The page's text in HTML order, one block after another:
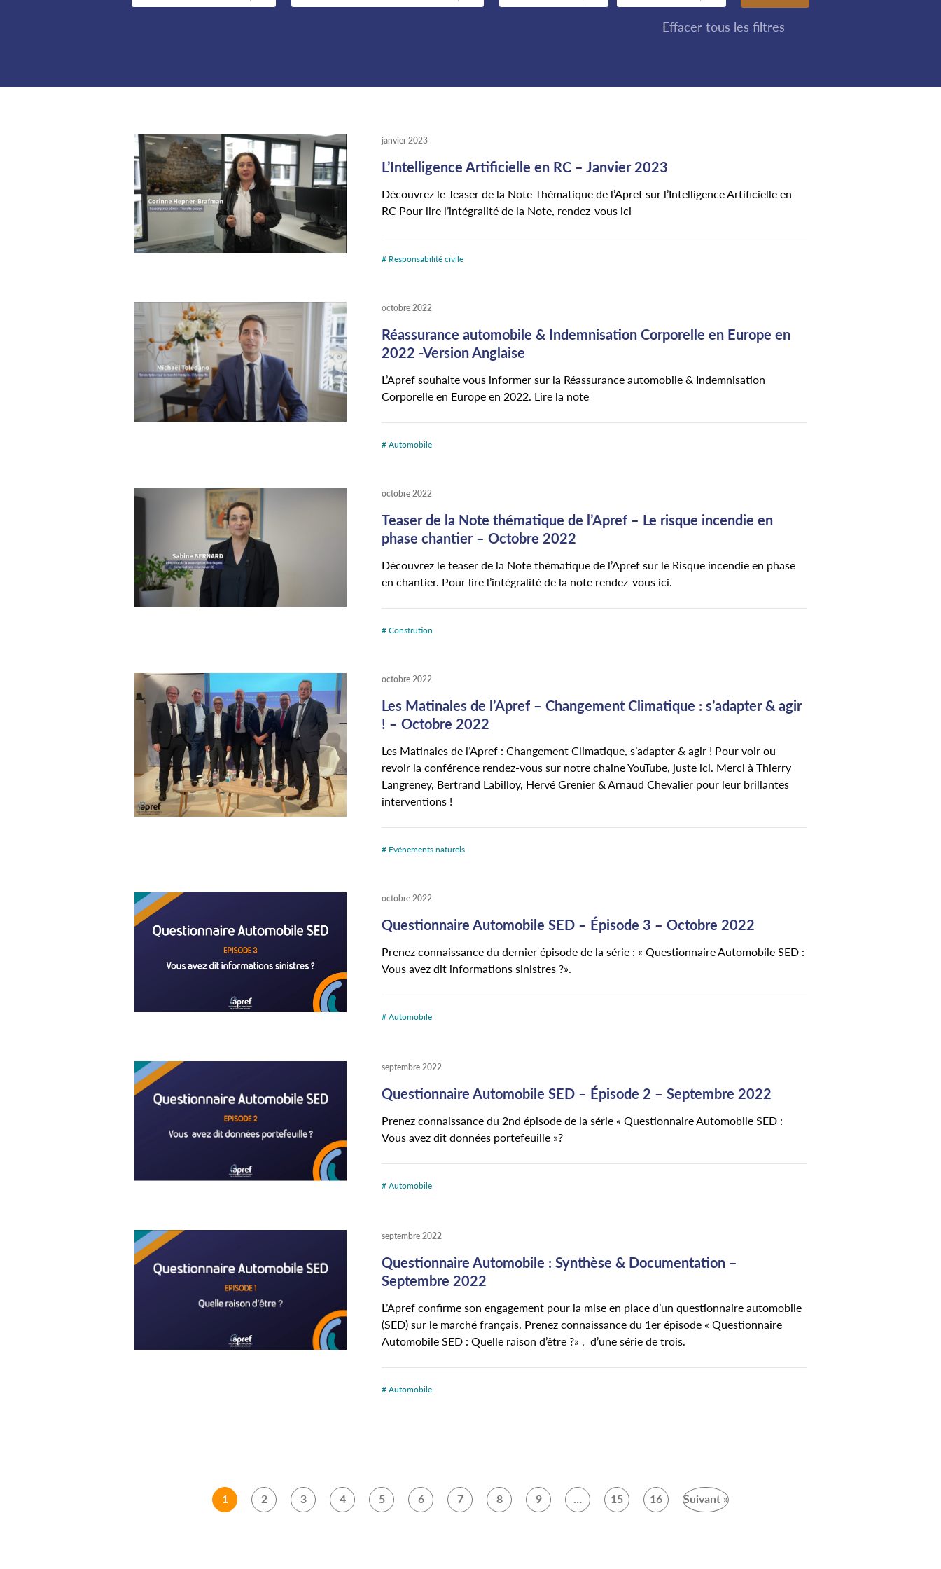
Effacer tous les filtres
janvier 2023
L’Intelligence Artificielle en RC – Janvier 2023
Découvrez le Teaser de la Note Thématique de l’Apref sur l’Intelligence Artificielle en
RC Pour lire l’intégralité de la Note, rendez-vous ici
# Responsabilité civile
octobre 2022
Réassurance automobile & Indemnisation Corporelle en Europe en
2022 -Version Anglaise
L’Apref souhaite vous informer sur la Réassurance automobile & Indemnisation
Corporelle en Europe en 2022. Lire la note
# Automobile
octobre 2022
Teaser de la Note thématique de l’Apref – Le risque incendie en
phase chantier – Octobre 2022
Découvrez le teaser de la Note thématique de l’Apref sur le Risque incendie en phase
en chantier. Pour lire l’intégralité de la note rendez-vous ici.
# Constrution
octobre 2022
Les Matinales de l’Apref – Changement Climatique : s’adapter & agir
! – Octobre 2022
Les Matinales de l’Apref : Changement Climatique, s’adapter & agir ! Pour voir ou
revoir la conférence rendez-vous sur notre chaine YouTube, juste ici. Merci à Thierry
Langreney, Bertrand Labilloy, Hervé Grenier & Arnaud Chevalier pour leur brillantes
interventions !
# Evénements naturels
octobre 2022
Questionnaire Automobile SED – Épisode 3 – Octobre 2022
Prenez connaissance du dernier épisode de la série : « Questionnaire Automobile SED :
Vous avez dit informations sinistres ?».
# Automobile
septembre 2022
Questionnaire Automobile SED – Épisode 2 – Septembre 2022
Prenez connaissance du 2nd épisode de la série « Questionnaire Automobile SED :
Vous avez dit données portefeuille »?
# Automobile
septembre 2022
Questionnaire Automobile : Synthèse & Documentation –
Septembre 2022
L’Apref confirme son engagement pour la mise en place d’un questionnaire automobile
(SED) sur le marché français. Prenez connaissance du 1er épisode « Questionnaire
Automobile SED : Quelle raison d’être ?» , d’une série de trois.
# Automobile
1 2 3 4 5 6 7 8 9 … 15 16 Suivant »